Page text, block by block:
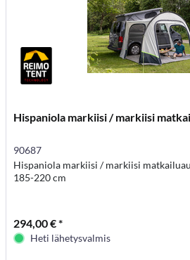
Hispaniola markiisi / markiisi
90687
Hispaniola markiisi / markiisi
185-220 cm
294,00 € *
Heti lähetysvalmis